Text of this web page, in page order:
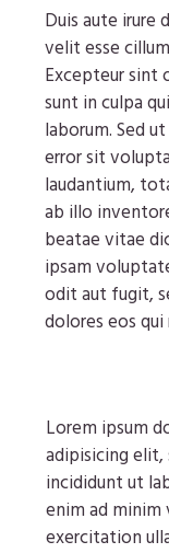
Duis aute
velit esse
Excepteur sint
sunt in culpa
laborum. Sed
error sit
laudantium,
ab illo
beatae vitae
ipsam
odit aut fugit,
dolores eos
Lorem ipsum
adipisicing
incididunt ut
enim ad minim
exercitation